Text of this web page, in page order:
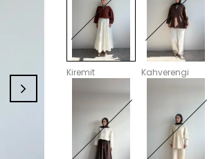
Kiremit Kahverengi